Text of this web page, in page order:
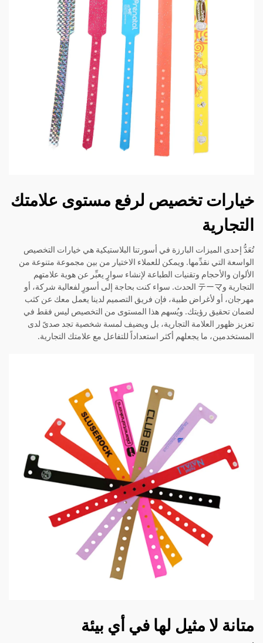
خيارات تخصيص لرفع مستوى علامتك
التجارية
تُعَدُّ إحدى الميزات البارزة في أسورتنا البلاستيكية هي خيارات التخصيص
الواسعة التي نقدِّمها. ويمكن للعملاء الاختيار من بين مجموعة متنوعة من
الألوان والأحجام وتقنيات الطباعة لإنشاء سوارٍ يعبِّر عن هوية علامتهم
التجارية وテーマ الحدث. سواء كنت بحاجة إلى أسورٍ لفعالية شركة، أو
مهرجان، أو لأغراض طبية، فإن فريق التصميم لدينا يعمل معك عن كثب
لضمان تحقيق رؤيتك. ويُسهم هذا المستوى من التخصيص ليس فقط في
تعزيز ظهور العلامة التجارية، بل ويضيف لمسة شخصية تجد صدىً لدى
المستخدمين، ما يجعلهم أكثر استعداداً للتفاعل مع علامتك التجارية.
متانة لا مثيل لها في أي بيئة